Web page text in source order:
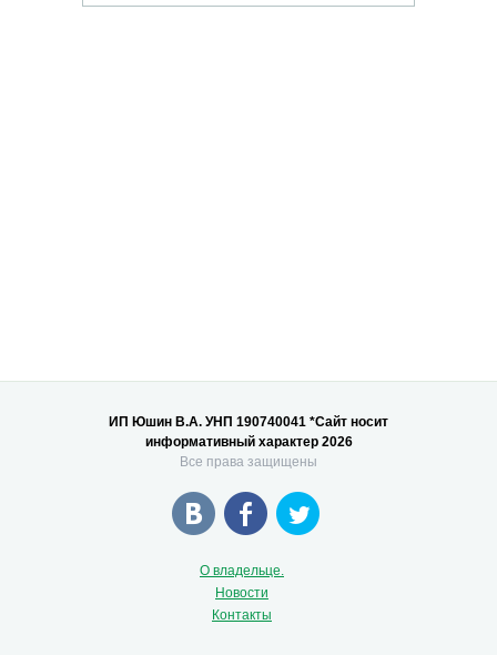
ИП Юшин В.А. УНП 190740041 *Сайт носит
информативный характер 2026
Все права защищены
О владельце.
Новости
Контакты